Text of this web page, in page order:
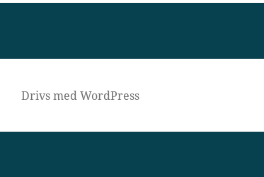
Drivs med WordPress